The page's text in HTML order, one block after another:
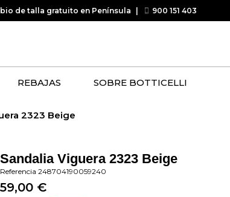
de talla gratuito en Península 900 151 403
REBAJAS SOBRE BOTTICELLI
2323 Beige
Sandalia Viguera 2323 Beige
Referencia 248704190059240
59,00 €